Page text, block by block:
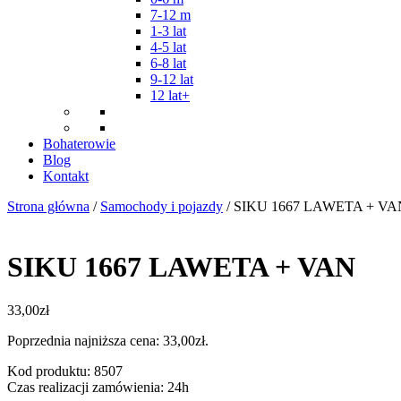
7-12 m
1-3 lat
4-5 lat
6-8 lat
9-12 lat
12 lat+
Bohaterowie
Blog
Kontakt
Strona główna / Samochody i pojazdy / SIKU 1667 LAWETA +
SIKU 1667 LAWETA + VAN
33,00zł
Poprzednia najniższa cena: 33,00zł.
Kod produktu: 8507
Czas realizacji zamówienia: 24h